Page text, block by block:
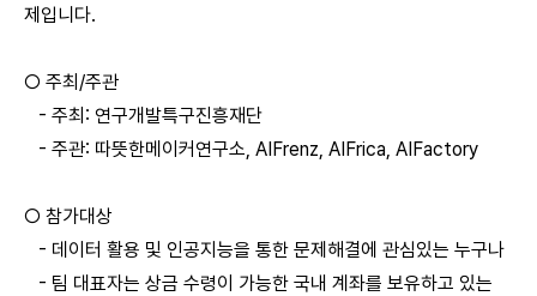
제입니다.
○ 주최/주관
- 주최: 연구개발특구진흥재단
- 주관: 따뜻한메이커연구소, AIFrenz, AIFrica, AIFactory
○ 참가대상
- 데이터 활용 및 인공지능을 통한 문제해결에 관심있는 누구나
- 팀 대표자는 상금 수령이 가능한 국내 계좌를 보유하고 있는